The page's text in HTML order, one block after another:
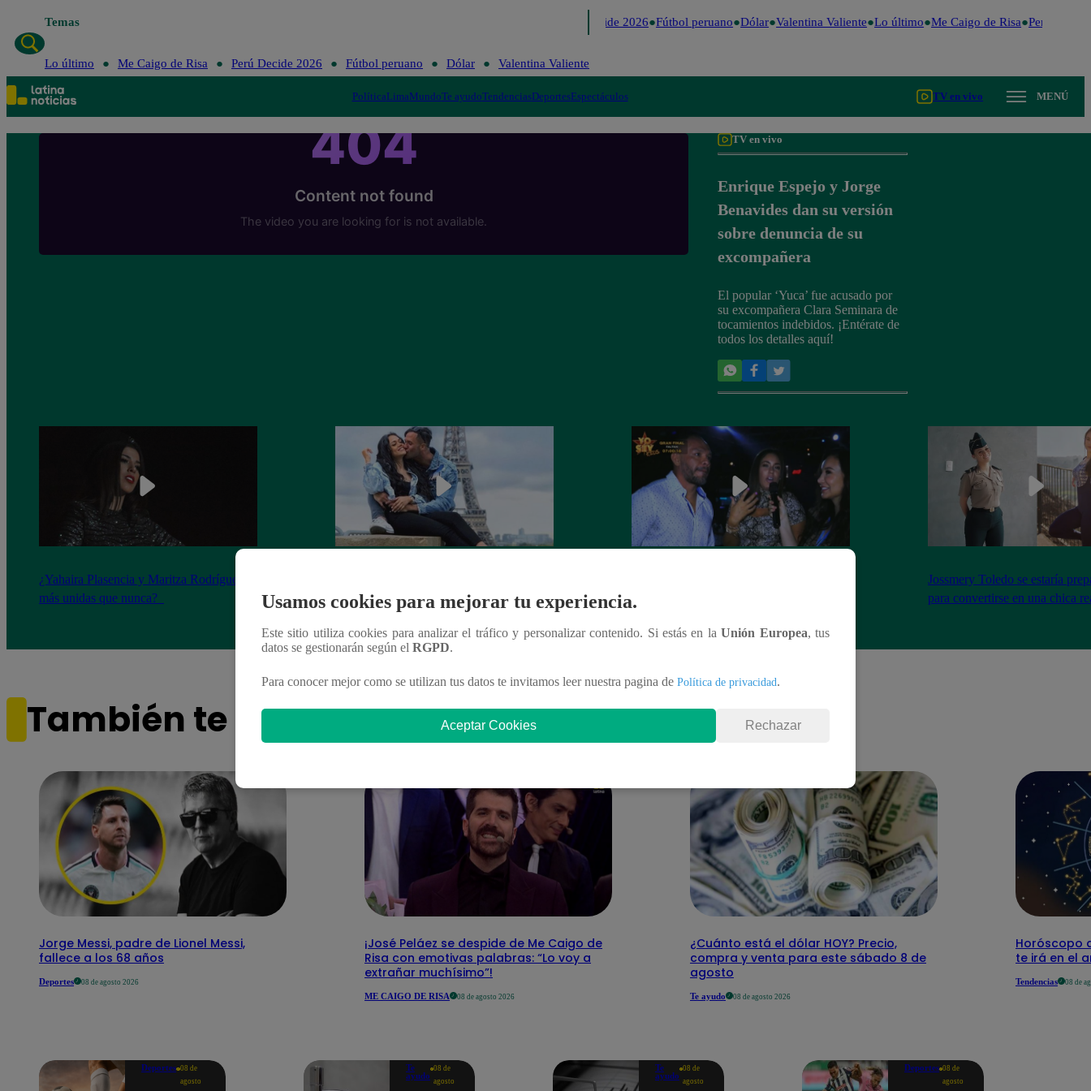
Temas Perú Decide 2026 Fútbol peruano Dólar Valentina Valiente Lo último Me Caigo de Risa Perú Decide
Lo último Me Caigo de Risa Perú Decide 2026 Fútbol peruano Dólar Valentina Valiente
PolíticaLimaMundoTe ayudoTendenciasDeportesEspectáculos TV en vivo MENÚ
TV en vivo
Enrique Espejo y Jorge
Benavides dan su versión
sobre denuncia de su
excompañera
El popular ‘Yuca’ fue acusado por
su excompañera Clara Seminara de
tocamientos indebidos. ¡Entérate de
todos los detalles aquí!
¿Yahaira Plasencia y Maritza Rodríguez
más unidas que nunca?
nada por Fabio Agostini y le deja
contundente mensaje
Jossmery Toledo se estaría
para convertirse en una chica
También te puede interesar
Jorge Messi, padre de Lionel Messi,
fallece a los 68 años
Deportes 08 de agosto 2026
¡José Peláez se despide de Me Caigo de
Risa con emotivas palabras: “Lo voy a
extrañar muchísimo”!
ME CAIGO DE RISA 08 de agosto 2026
¿Cuánto está el dólar HOY? Precio,
compra y venta para este sábado 8 de
agosto
Te ayudo 08 de agosto 2026
Horóscopo
te irá en el
Tendencias 08 de
Deportes 08 de
agosto
Te
ayudo
08 de
agosto
Te
ayudo
08 de
agosto
Deportes 08 de
agosto
Usamos cookies para mejorar tu experiencia.
Este sitio utiliza cookies para analizar el tráfico y personalizar contenido. Si estás en laUnión Europea, tus
datos se gestionarán según el RGPD.
Para conocer mejor como se utilizan tus datos te invitamos leer nuestra pagina de Política de privacidad.
Aceptar Cookies Rechazar